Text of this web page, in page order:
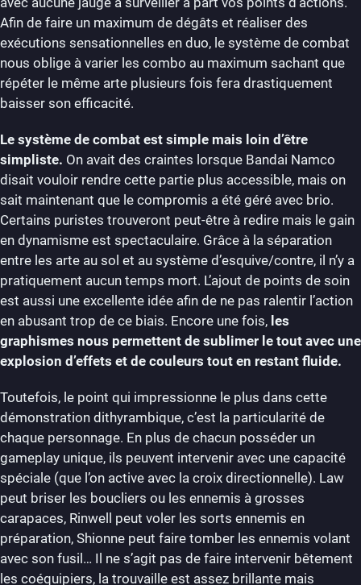
Afin de faire un maximum de dégâts et réaliser des
exécutions sensationnelles en duo, le système de combat
nous oblige à varier les combo au maximum sachant que
répéter le même arte plusieurs fois fera drastiquement
baisser son efficacité.
Le système de combat est simple mais loin d’être
simpliste. On avait des craintes lorsque Bandai Namco
disait vouloir rendre cette partie plus accessible, mais on
sait maintenant que le compromis a été géré avec brio.
Certains puristes trouveront peut-être à redire mais le gain
en dynamisme est spectaculaire. Grâce à la séparation
entre les arte au sol et au système d’esquive/contre, il n’y a
pratiquement aucun temps mort. L’ajout de points de soin
est aussi une excellente idée afin de ne pas ralentir l’action
en abusant trop de ce biais. Encore une fois, les
graphismes nous permettent de sublimer le tout avec une
explosion d’effets et de couleurs tout en restant fluide.
Toutefois, le point qui impressionne le plus dans cette
démonstration dithyrambique, c’est la particularité de
chaque personnage. En plus de chacun posséder un
gameplay unique, ils peuvent intervenir avec une capacité
spéciale (que l’on active avec la croix directionnelle). Law
peut briser les boucliers ou les ennemis à grosses
carapaces, Rinwell peut voler les sorts ennemis en
préparation, Shionne peut faire tomber les ennemis volant
avec son fusil… Il ne s’agit pas de faire intervenir bêtement
les coéquipiers, la trouvaille est assez brillante mais